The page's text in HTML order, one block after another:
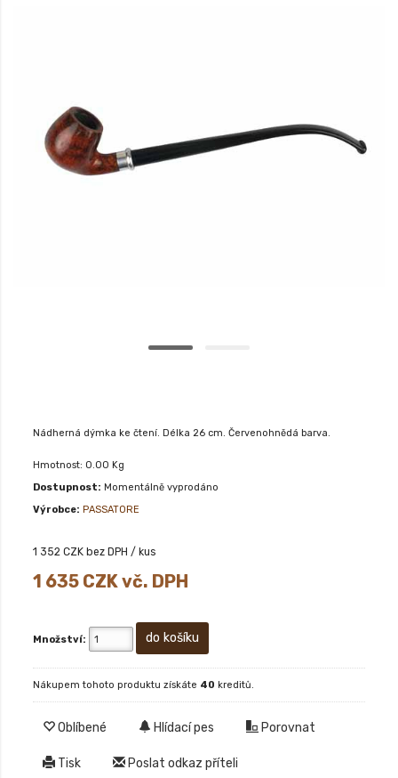
Nádherná dýmka ke čtení. Délka 26 cm. Červenohnědá barva.
Hmotnost: 0.00 Kg
Dostupnost: Momentálně vyprodáno
Výrobce: PASSATORE
1 352 CZK bez DPH / kus
1 635 CZK vč. DPH
Množství:
Nákupem tohoto produktu získáte 40 kreditů.
Oblíbené Hlídací pes Porovnat
Tisk Poslat odkaz příteli